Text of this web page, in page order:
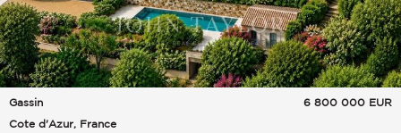
Gassin
Cote d'Azur, France
6 800 000 EUR